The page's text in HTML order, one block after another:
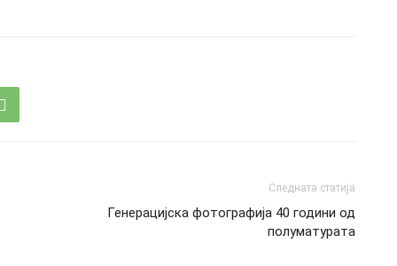
Следната статија
Генерацијска фотографија 40 години од
полуматурата